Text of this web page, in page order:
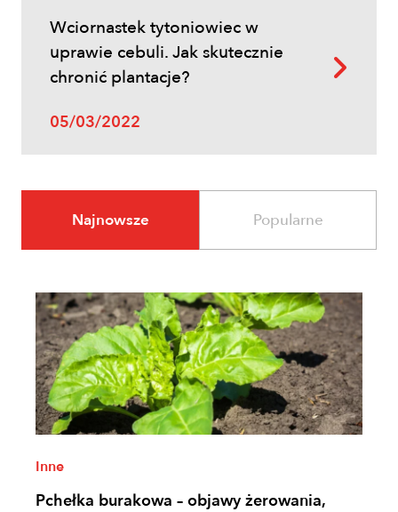
Wciornastek tytoniowiec w
uprawie cebuli. Jak skutecznie
chronić plantacje?
05/03/2022
Najnowsze Popularne
Inne
Pchełka burakowa – objawy żerowania,